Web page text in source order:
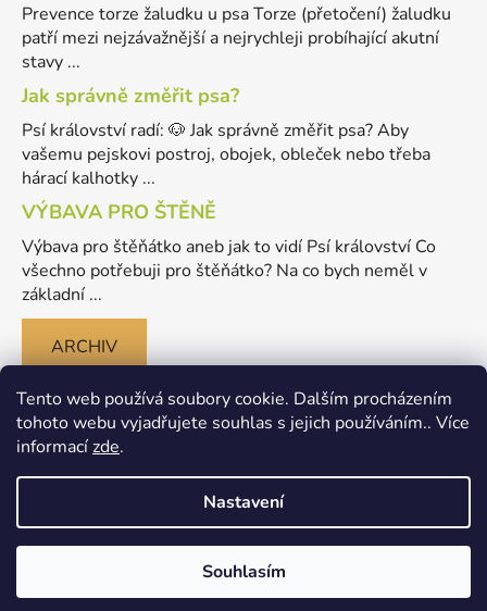
Tento web používá soubory cookie. Dalším procházením
tohoto webu vyjadřujete souhlas s jejich používáním.. Více
informacízde.
Nastavení
Souhlasím
Prevence torze žaludku u psa Torze (přetočení) žaludku
patří mezi nejzávažnější a nejrychleji probíhající akutní
stavy ...
Jak správně změřit psa?
Psí království radí: 🐶 Jak správně změřit psa? Aby
vašemu pejskovi postroj, obojek, obleček nebo třeba
hárací kalhotky ...
VÝBAVA PRO ŠTĚNĚ
Výbava pro štěňátko aneb jak to vidí Psí království Co
všechno potřebuji pro štěňátko? Na co bych neměl v
základní ...
ARCHIV
Vytvořil Shoptet
Merlinovo Psikralovstvi.cz - eshop pro
psy. Všechna práva vyhrazena.